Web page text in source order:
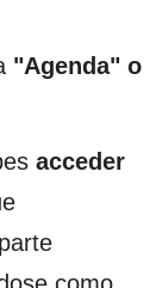
"Agenda" o
acceder